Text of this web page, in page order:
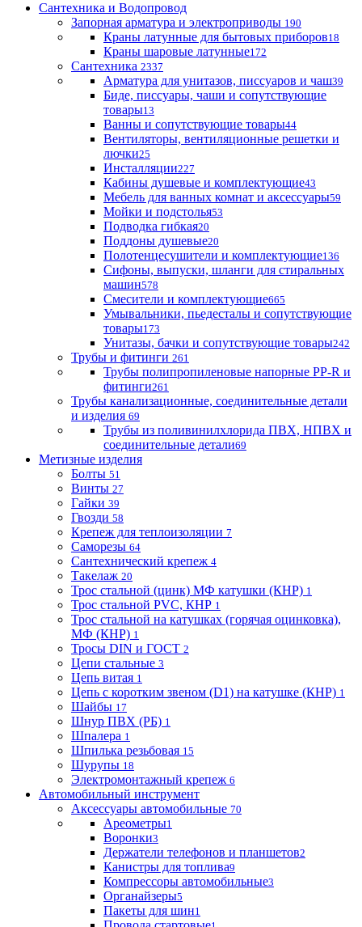
Сантехника и Водопровод
Запорная арматура и электроприводы 190
Краны латунные для бытовых приборов18
Краны шаровые латунные172
Сантехника 2337
Арматура для унитазов, писсуаров и чаш39
Биде, писсуары, чаши и сопутствующие
товары13
Ванны и сопутствующие товары44
Вентиляторы, вентиляционные решетки и
лючки25
Инсталляции227
Кабины душевые и комплектующие43
Мебель для ванных комнат и аксессуары59
Мойки и подстолья53
Подводка гибкая20
Поддоны душевые20
Полотенцесушители и комплектующие136
Сифоны, выпуски, шланги для стиральных
машин578
Смесители и комплектующие665
Умывальники, пьедесталы и сопутствующие
товары173
Унитазы, бачки и сопутствующие товары242
Трубы и фитинги 261
Трубы полипропиленовые напорные PP-R и
фитинги261
Трубы канализационные, соединительные детали
и изделия 69
Трубы из поливинилхлорида ПВХ, НПВХ и
соединительные детали69
Метизные изделия
Болты 51
Винты 27
Гайки 39
Гвозди 58
Крепеж для теплоизоляции 7
Саморезы 64
Сантехнический крепеж 4
Такелаж 20
Трос стальной (цинк) МФ катушки (КНР) 1
Трос стальной PVC, КНР 1
Трос стальной на катушках (горячая оцинковка),
МФ (КНР) 1
Тросы DIN и ГОСТ 2
Цепи стальные 3
Цепь витая 1
Цепь с коротким звеном (D1) на катушке (КНР) 1
Шайбы 17
Шнур ПВХ (РБ) 1
Шпалера 1
Шпилька резьбовая 15
Шурупы 18
Электромонтажный крепеж 6
Автомобильный инструмент
Аксессуары автомобильные 70
Ареометры1
Воронки3
Держатели телефонов и планшетов2
Канистры для топлива9
Компрессоры автомобильные3
Органайзеры5
Пакеты для шин1